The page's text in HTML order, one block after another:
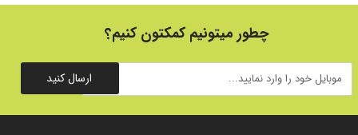
چطور میتونیم کمکتون کنیم؟
ارسال کنید